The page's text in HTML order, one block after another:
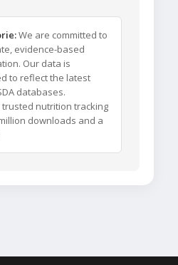
We are committed to
evidence-based
Our data is
to reflect the latest
databases.
trusted nutrition tracking
downloads and a